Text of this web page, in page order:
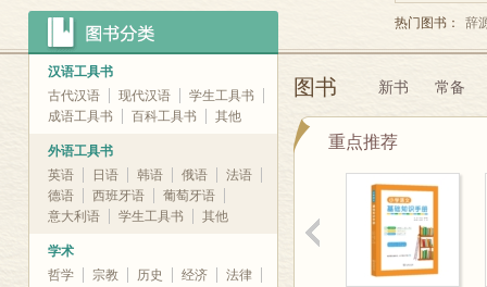
汉语工具书
古代汉语
现代汉语
学生工具书
成语工具书
百科工具书 其他
外语工具书
英语
日语 韩语 俄语
法语
德语
西班牙语
葡萄牙语
意大利语
学生工具书 其他
学术
哲学
宗教 历史 经济
法律
热门图书： 辞
图书 新书 常备
重点推荐